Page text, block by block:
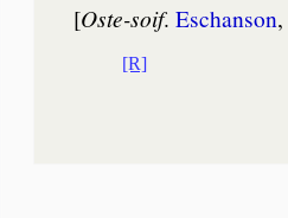
[Oste-soif.Eschan­son
[R]